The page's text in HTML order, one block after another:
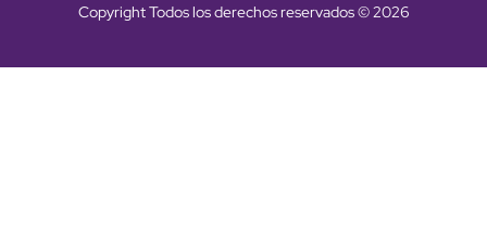
Copyright Todos los derechos reservados © 2026